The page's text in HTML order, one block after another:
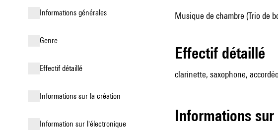
informations générales
genre
effectif détaillé
informations sur la création
Information sur l'électronique
Musique de chambre (Trio de
effectif détaillé
clarinette, saxophone,
informations